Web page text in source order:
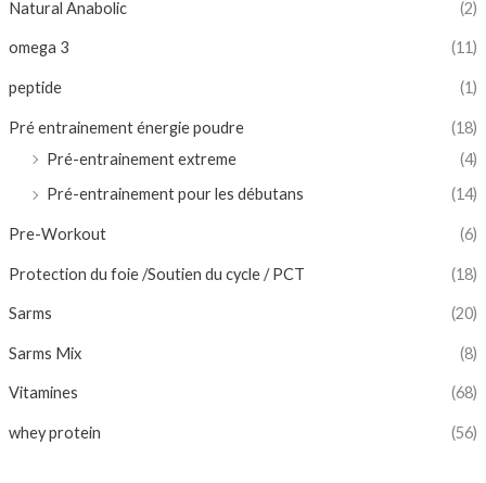
Natural Anabolic (2)
omega 3 (11)
peptide (1)
Pré entrainement énergie poudre
(18)
Pré-entrainement extreme
(4)
Pré-entrainement pour les débutans
(14)
Pre-Workout (6)
Protection du foie /Soutien du cycle / PCT (18)
Sarms (20)
Sarms Mix (8)
Vitamines (68)
whey protein (56)